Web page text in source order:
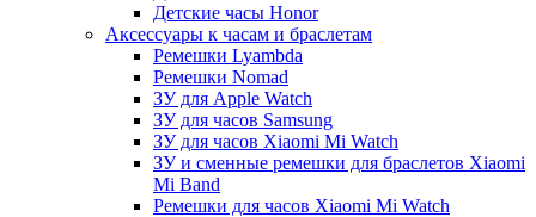
Детские часы Honor
Аксессуары к часам и браслетам
Ремешки Lyambda
Ремешки Nomad
ЗУ для Apple Watch
ЗУ для часов Samsung
ЗУ для часов Xiaomi Mi Watch
ЗУ и сменные ремешки для браслетов Xiaomi
Mi Band
Ремешки для часов Xiaomi Mi Watch